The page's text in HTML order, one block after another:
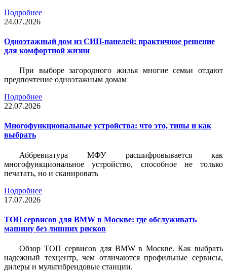
Подробнее
24.07.2026
Одноэтажный дом из СИП-панелей: практичное решение
для комфортной жизни
При выборе загородного жилья многие семьи отдают
предпочтение одноэтажным домам
Подробнее
22.07.2026
Многофункциональные устройства: что это, типы и как
выбрать
Аббревиатура МФУ расшифровывается как
многофункциональное устройство, способное не только
печатать, но и сканировать
Подробнее
17.07.2026
ТОП сервисов для BMW в Москве: где обслуживать
машину без лишних рисков
Обзор ТОП сервисов для BMW в Москве. Как выбрать
надежный техцентр, чем отличаются профильные сервисы,
дилеры и мультибрендовые станции.